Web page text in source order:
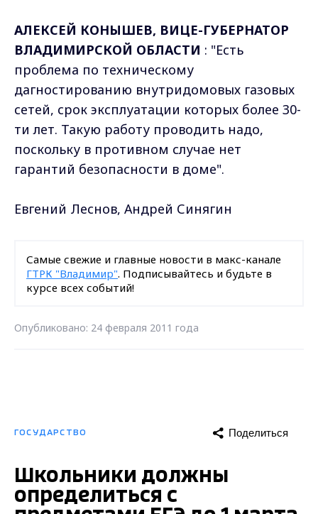
АЛЕКСЕЙ КОНЫШЕВ, ВИЦЕ-ГУБЕРНАТОР
ВЛАДИМИРСКОЙ ОБЛАСТИ : "Есть
проблема по техническому
дагностированию внутридомовых газовых
сетей, срок эксплуатации которых более 30-
ти лет. Такую работу проводить надо,
поскольку в противном случае нет
гарантий безопасности в доме".
Евгений Леснов, Андрей Синягин
Самые свежие и главные новости в макс-канале
ГТРК "Владимир". Подписывайтесь и будьте в
курсе всех событий!
Опубликовано: 24 февраля 2011 года
ГОСУДАРСТВО Поделиться
Школьники должны
определиться с